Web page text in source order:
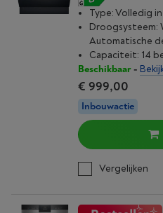
Type: Volledig
Droogsysteem:
Automatische
Capaciteit: 14
Beschikbaar-
€ 999,00
Inbouwactie
Vergelijken